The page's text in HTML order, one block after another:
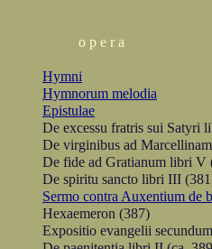
o p e r a
Hymni
Hymnorum melodia
Epistulae
De excessu fratris sui Satyri
De virginibus ad
De fide ad Gratianum libri V
De spiritu sancto libri III
Sermo contra Auxentium de
Hexaemeron (387)
Expositio evangelii